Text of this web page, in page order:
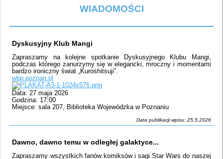
WIADOMOŚCI
Dyskusyjny Klub Mangi
Zapraszamy na kolejne spotkanie Dyskusyjnego Klubu Mangi,
podczas którego zanurzymy się w elegancki, mroczny i momentami
bardzo ironiczny świat „Kuroshitsuji”.
wbp.poznan.pl
Data: 27 maja 2026
Godzina: 17:00
Miejsce: sala 207, Biblioteka Wojewódzka w Poznaniu
Data publikacji wpisu: 25.5.2026
Dawno, dawno temu w odległej galaktyce...
Zapraszamy wszystkich fanów komiksów i sagi Star Wars do naszej